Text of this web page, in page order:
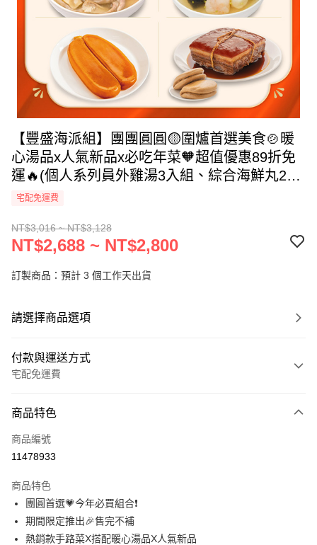
【豐盛海派組】團團圓圓🟡圍爐首選美食🍲暖
心湯品x人氣新品x必吃年菜🧡超值優惠89折免
運🔥(個人系列員外雞湯3入組、綜合海鮮丸2、
頂級黃金烏魚子/焦糖東坡Ｘ黑糖刈包)
宅配免運費
NT$3,016 ~ NT$3,128
NT$2,688 ~ NT$2,800
訂製商品：預計 3 個工作天出貨
請選擇商品選項
付款與運送方式
宅配免運費
信用卡一次付款
LINE Pay
街口支付
悠遊付
商品特色
商品編號
11478933
商品特色
團圓首選💗今年必買組合❗
期間限定推出🎉售完不補
熱銷款手路菜X搭配暖心湯品X人氣新品